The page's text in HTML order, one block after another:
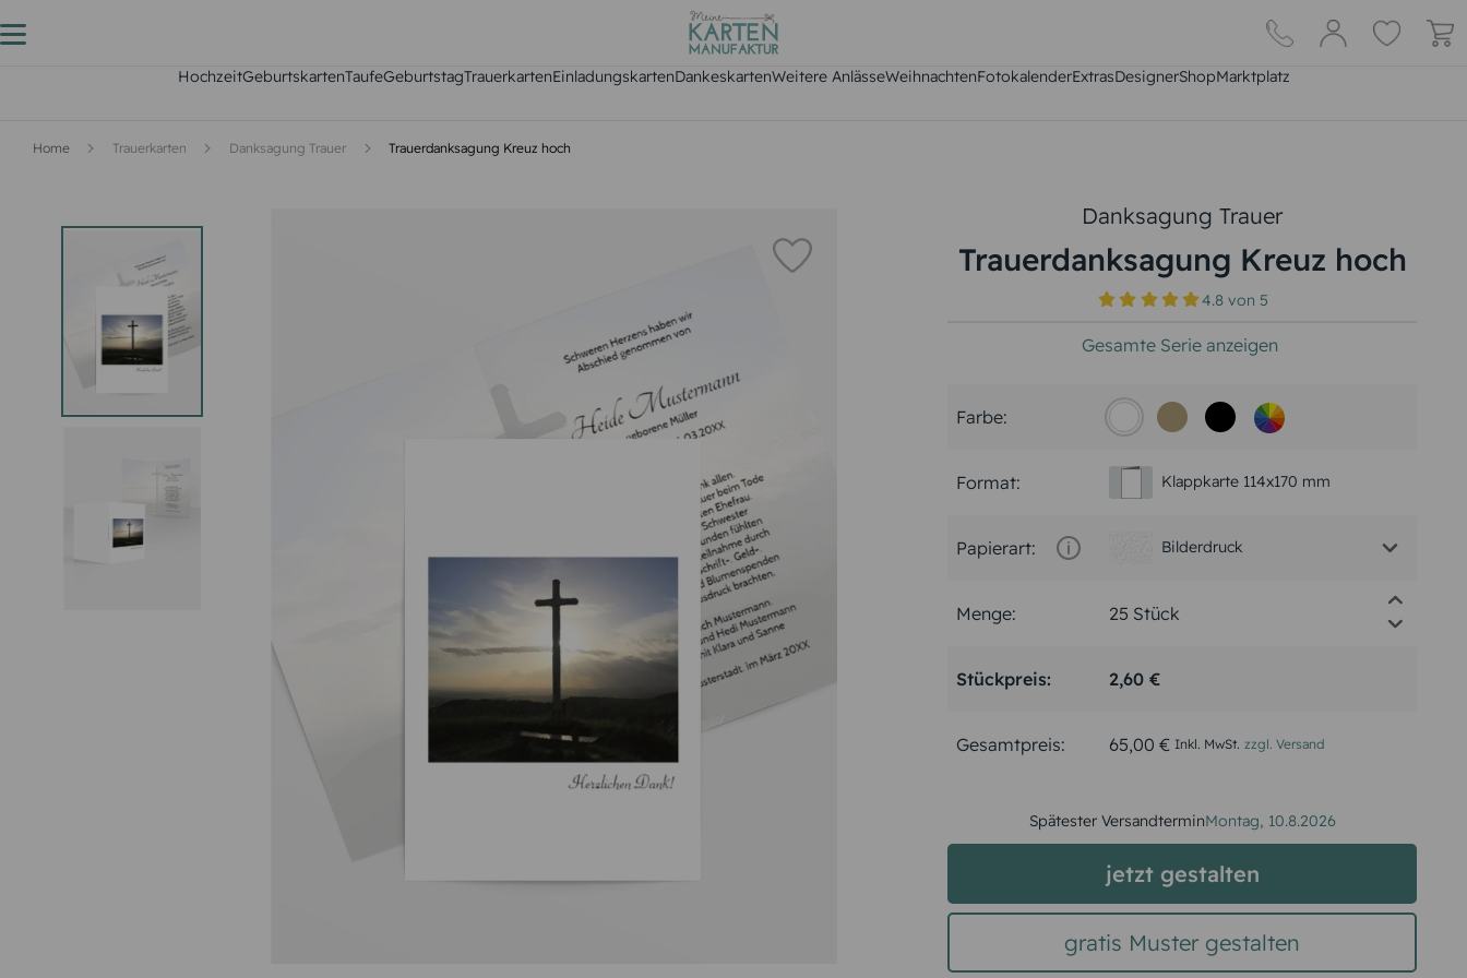
HochzeitGeburtskartenTaufeGeburtstagTrauerkartenEinladungskartenDankeskartenWeitere AnlässeWeihnachtenFotokalenderExtrasDesignerShopMarktplatz
Home Trauerkarten Danksagung Trauer Trauerdanksagung Kreuz hoch
Danksagung Trauer
Trauerdanksagung Kreuz hoch
4.8von 5
Gesamte Serie anzeigen
Farbe:
Format: Klappkarte 114x170 mm
Papierart: Bilderdruck
Menge:
Stückpreis: 2,60 €
Gesamtpreis: 65,00 € Inkl. MwSt. zzgl. Versand
Spätester VersandterminMontag, 10.8.2026
jetzt gestalten
gratis Muster gestalten